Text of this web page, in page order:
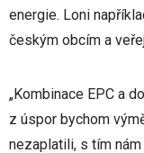
energie. Loni
českým obcím a
„Kombinace EPC a
z úspor bychom
nezaplatili, s tím